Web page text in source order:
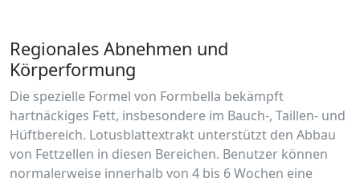
Regionales Abnehmen und
Körperformung
Die spezielle Formel von Formbella bekämpft
hartnäckiges Fett, insbesondere im Bauch-, Taillen- und
Hüftbereich. Lotusblattextrakt unterstützt den Abbau
von Fettzellen in diesen Bereichen. Benutzer können
normalerweise innerhalb von 4 bis 6 Wochen eine